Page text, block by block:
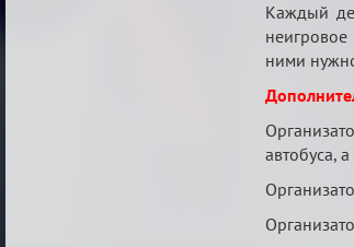
Каждый
ними
автобуса,